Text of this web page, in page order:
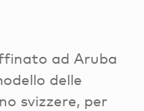
ad Aruba
delle
svizzere, per